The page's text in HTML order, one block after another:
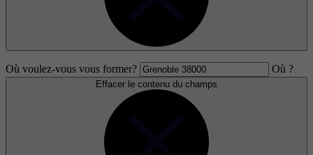
Où voulez-vous vous former? Où ?
Effacer le contenu du champs